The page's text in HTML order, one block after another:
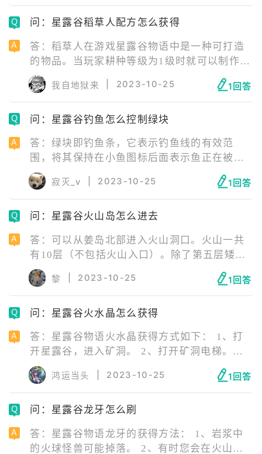
有50%的概率使宝石成对出现。详情见下图所
示：
问：星露谷稻草人配方怎么获得
答：稻草人在游戏星露谷物语中是一种可打造
的物品。当玩家耕种等级为1级时就可以制作稻
草人，条件还是十分简单的。所以当玩家耕种
等级达到1级时就能够获得稻草人配方。玩家通
过耕种、砍树等方式，皆可提升耕种等级。
我自地狱来 2023-10-25 1回答
问：星露谷钓鱼怎么控制绿块
答：绿块即钓鱼条，它表示钓鱼线的有效范
围，将其保持在小鱼图标后面表示鱼正在被钓
起，反之钓鱼条则会半透明代表鱼正在挣脱。
目标是保持小鱼图标在钓鱼条内，直到右边的
进度条完全填满为止。如果鱼的图标移动到钓
鱼条的上方或下方，进度条将下降，如果进度
寂灭_v 2023-10-25 1回答
问：星露谷火山岛怎么进去
答：可以从姜岛北部进入火山洞口。火山一共
有10层（不包括火山入口）。除了第五层矮人
商店与第十层锻造台，其他层与矿井和头骨山
洞类似，通常布满石头与矿点，同时有怪物在
其中游荡。
黎 2023-10-25 1回答
问：星露谷火水晶怎么获得
答：星露谷物语火水晶获得方式如下： 1、打
开星露谷，进入矿洞。 2、打开矿洞电梯。
3、选择最底层进行移动。 4、在矿洞采集火水
晶矿石获得火水晶。
鸿运当头 2023-10-25 1回答
问：星露谷龙牙怎么刷
答：星露谷物语龙牙的获得方法： 1、岩浆中
的火球怪兽可能掉落。 2、有时您会在火山中